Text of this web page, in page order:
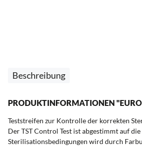
Beschreibung
PRODUKTINFORMATIONEN
Teststreifen zur Kontrolle der korrekten
Der TST Control Test ist abgestimmt auf
Sterilisationsbedingungen wird durch